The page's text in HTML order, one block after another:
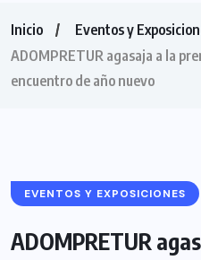
Inicio
Eventos y
ADOMPRETUR agasaja a la
encuentro de año nuevo
EVENTOS Y EXPOSICIONES
ADOMPRETUR